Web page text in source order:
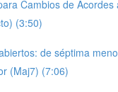
Cambios de Acordes
(3:50)
de séptima
(Maj7) (7:06)